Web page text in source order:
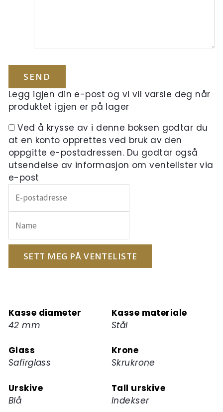
Legg igjen din e-post og vi vil varsle deg når
produktet igjen er på lager
Ved å krysse av i denne boksen godtar du
at en konto opprettes ved bruk av den
oppgitte e-postadressen. Du godtar også
utsendelse av informasjon om ventelister via
e-post
inn
e-
postadressen
din
ventelisten
for
produktet
SETT MEG PÅ VENTELISTE
Kasse diameter
42 mm
Kasse materiale
Stål
Glass
Safirglass
Krone
Skrukrone
Urskive
Blå
Tall urskive
Indekser